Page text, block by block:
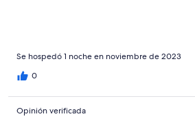
Se hospedó 1 noche en noviembre de 2023
0
Opinión verificada